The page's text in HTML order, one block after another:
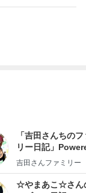
「吉田さんちの
リー日記」
y Ameba 吉田さ
ログ
吉田さんファミリー
☆やまあこ☆さん